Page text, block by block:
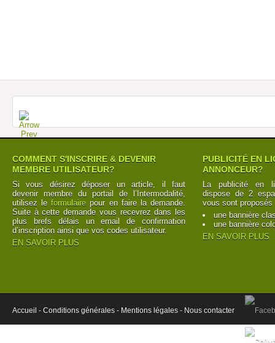
COMMENT S'INSCRIRE & DEVENIR
MEMBRE UTILISATEUR?
Si vous désirez déposer un article, il faut
devenir membre du portail de l’Intermodalité,
utilisez leformulaire pour en faire la demande.
Suite à cette demande vous recevrez dans les
plus brefs délais un email de confirmation
d’inscription ainsi que vos codes utilisateur.
EN SAVOIR PLUS
PUBLICITÉ EN
ANNONCEUR?
La publicité en
dispose de 2
vous sont proposés
une bannière
une bannière
EN SAVOIR PLUS
Accueil - Conditions générales - Mentions légales - Nous contacter